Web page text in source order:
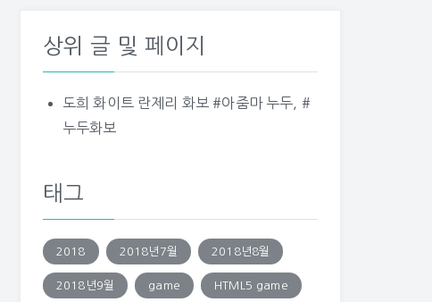
상위 글 및 페이지
도희 화이트 란제리 화보 #아줌마 누두, #
누두화보
태그
2018 2018년7월 2018년8월
2018년9월 game HTML5 game